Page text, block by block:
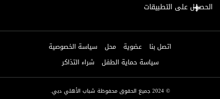
الحصول على التطبيقات
اتصل بنا عضوية محل سياسة الخصوصية
سياسة حماية الطفل
شراء التذاكر
© 2024 جميع الحقوق محفوظة شباب الأهلي دبي.